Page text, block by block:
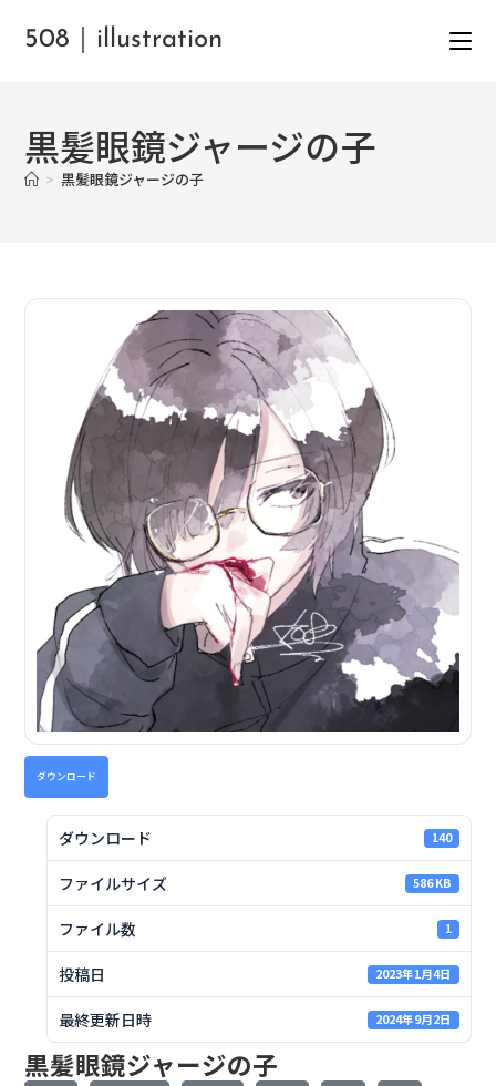
508｜illustration
黒髪眼鏡ジャージの子
> 黒髪眼鏡ジャージの子
ダウンロード
ダウンロード 140
ファイルサイズ 586 KB
ファイル数 1
投稿日 2023年1月4日
最終更新日時 2024年9月2日
黒髪眼鏡ジャージの子